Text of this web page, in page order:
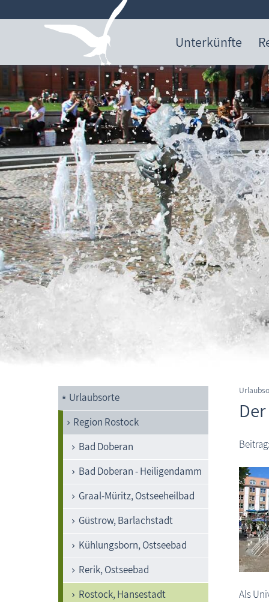
Unterkünfte
Urlaubsorte
Region Rostock
Bad Doberan
Bad Doberan - Heiligendamm
Graal-Müritz, Ostseeheilbad
Güstrow, Barlachstadt
Kühlungsborn, Ostseebad
Rerik, Ostseebad
Rostock, Hansestadt
Als